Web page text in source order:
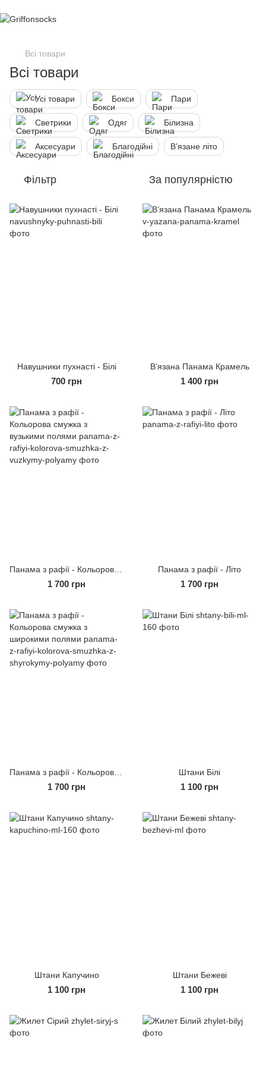
Всі товари
Всі товари
Усі товари Бокси Пари
Светрики Одяг Білизна
Аксесуари Благодійні В’язане літо
Фільтр За популярністю
Навушники пухнасті - Білі
700 грн
В’язана Панама Крамель
1 400 грн
1 700 грн
Панама з рафії - Літо
1 700 грн
1 700 грн
Штани Білі
1 100 грн
Штани Капучино
1 100 грн
Штани Бежеві
1 100 грн